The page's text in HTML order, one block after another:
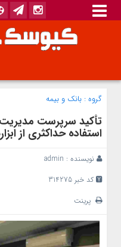
گروه : بانک‌ و بیمه
تأکید سرپرست
استفاده حداکثری از
نویسنده : admin
کد خبر 314275
پرینت